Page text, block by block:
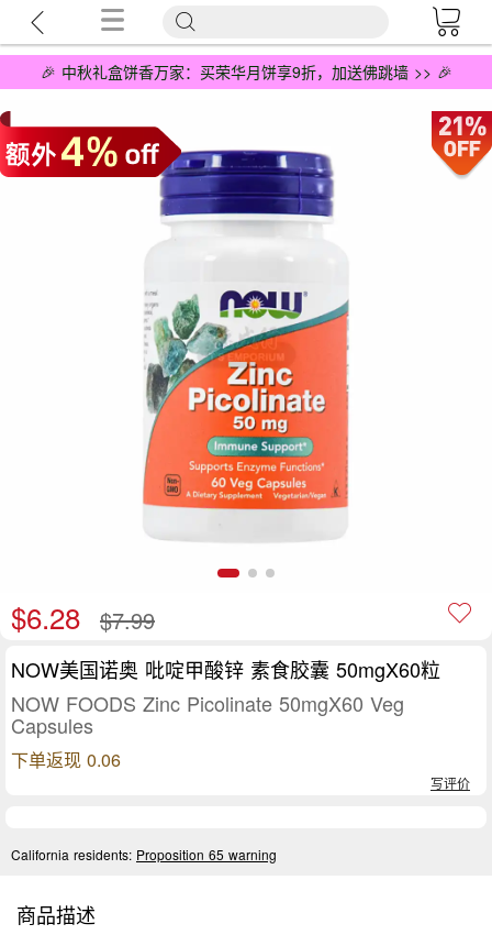
🎉 中秋礼盒饼香万家：买荣华月饼享9折，加送佛跳墙 >> 🎉
$6.28 $7.99
NOW美国诺奥 吡啶甲酸锌 素食胶囊 50mgX60粒
NOW FOODS Zinc Picolinate 50mgX60 Veg
Capsules
下单返现 0.06
写评价
California residents: Proposition 65 warning
商品描述